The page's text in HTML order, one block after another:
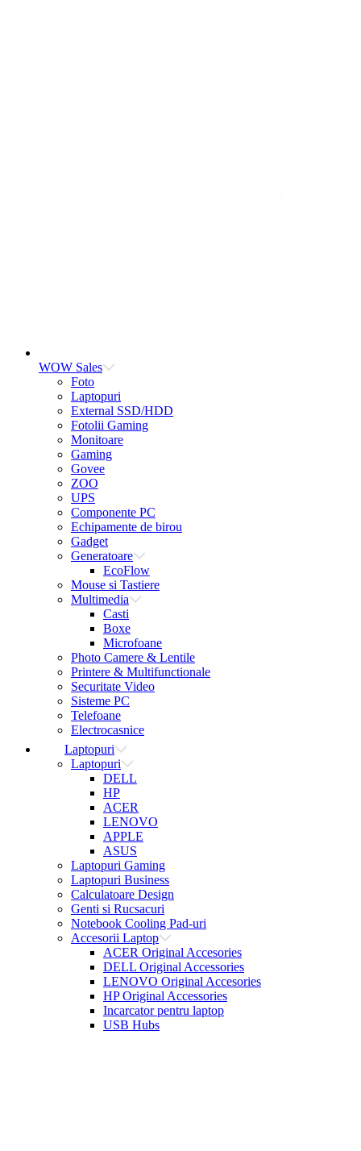
WOW Sales
Foto
Laptopuri
External SSD/HDD
Fotolii Gaming
Monitoare
Gaming
Govee
ZOO
UPS
Componente PC
Echipamente de birou
Gadget
Generatoare
EcoFlow
Mouse si Tastiere
Multimedia
Casti
Boxe
Microfoane
Photo Camere & Lentile
Printere & Multifunctionale
Securitate Video
Sisteme PC
Telefoane
Electrocasnice
Laptopuri
Laptopuri
DELL
HP
ACER
LENOVO
APPLE
ASUS
Laptopuri Gaming
Laptopuri Business
Calculatoare Design
Genti si Rucsacuri
Notebook Cooling Pad-uri
Accesorii Laptop
ACER Original Accesories
DELL Original Accessories
LENOVO Original Accesories
HP Original Accessories
Incarcator pentru laptop
USB Hubs